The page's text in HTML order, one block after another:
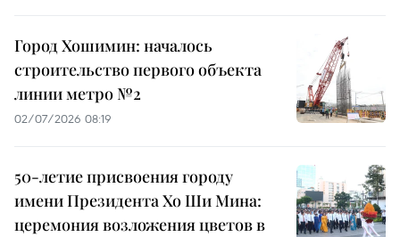
Город Хошимин: началось
строительство первого объекта
линии метро №2
02/07/2026 08:19
50-летие присвоения городу
имени Президента Хо Ши Мина:
церемония возложения цветов в